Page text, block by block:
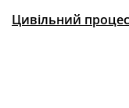
Цивільний